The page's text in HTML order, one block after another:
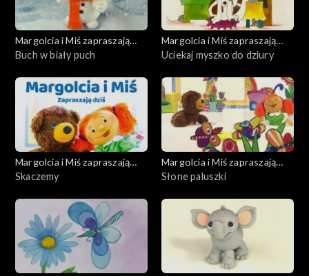
Margolcia i Miś zapraszają
dziś
Buch w biały puch
Margolcia i Miś zapraszają
dziś
Uciekaj myszko do dziury
Margolcia i Miś zapraszają
dziś
Skaczemy
Margolcia i Miś zapraszają
dziś
Słone paluszki